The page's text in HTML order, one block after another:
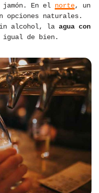
En el norte, un
opciones naturales.
alcohol, la agua con
igual de bien.